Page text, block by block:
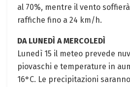
al 70%, mentre il vento
raffiche fino a 24 km/h.
DA LUNEDÌ A MERCOLEDÌ
Lunedì 15 il meteo prevede
piovaschi e temperature in
16°C. Le precipitazioni